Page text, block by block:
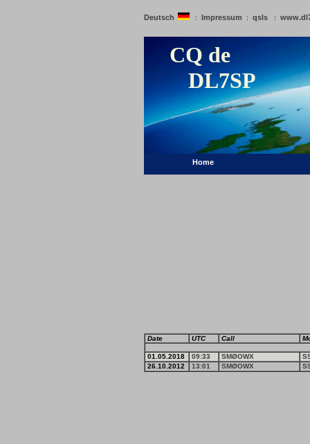
Deutsch : Impressum : qsls :
CQ de
DL7SP
Home
Date UTC Call
01.05.2018 09:33 SMØOWX
26.10.2012
13:01 SMØOWX